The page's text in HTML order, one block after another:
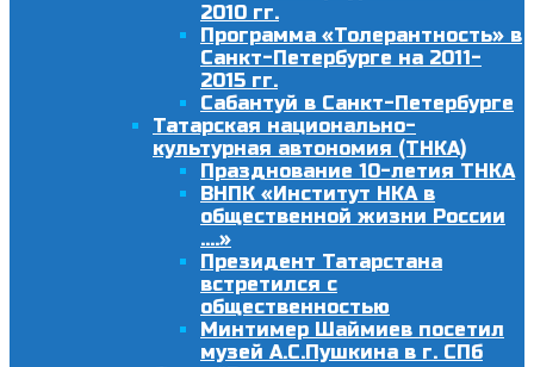
2010 гг.
Программа «Толерантность» в
Санкт-Петербурге на 2011-
2015 гг.
Сабантуй в Санкт-Петербурге
Татарская национально-
культурная автономия (ТНКА)
Празднование 10-летия ТНКА
ВНПК «Институт НКА в
общественной жизни России
….»
Президент Татарстана
встретился с
общественностью
Минтимер Шаймиев посетил
музей А.С.Пушкина в г. СПб